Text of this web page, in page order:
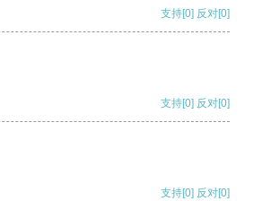
支持[0] 反对[0]
支持[0] 反对[0]
支持[0] 反对[0]